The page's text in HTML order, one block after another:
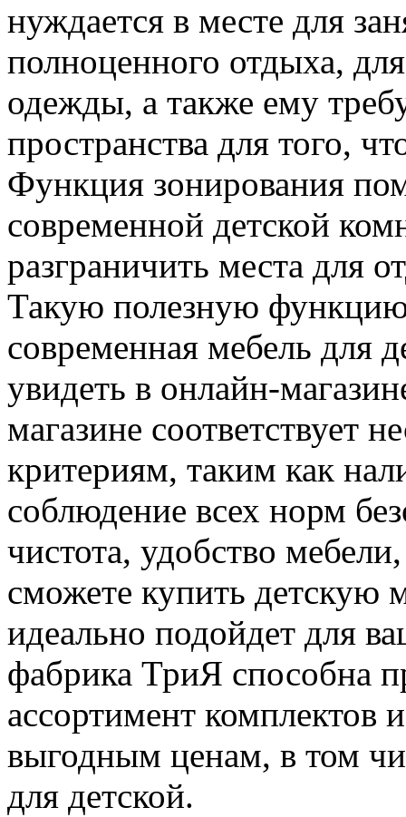
нуждается в месте для
полноценного отдыха,
одежды, а также ему
пространства для того,
Функция зонирования
современной детской
разграничить места для
Такую полезную
современная мебель для
увидеть в онлайн-
магазине соответствует
критериям, таким как
соблюдение всех норм
чистота, удобство
сможете купить детскую
идеально подойдет для
фабрика ТриЯ способна
ассортимент комплектов
выгодным ценам, в том
для детской.